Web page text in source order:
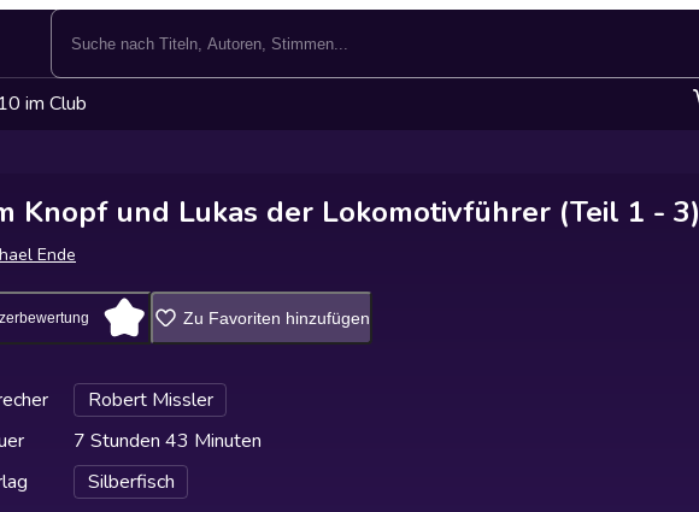
im Club
Knopf und Lukas der Lokomotivführer (Teil 1 - 3)
Ende
Zu Favoriten hinzufügen
Robert Missler
7 Stunden 43 Minuten
Silberfisch